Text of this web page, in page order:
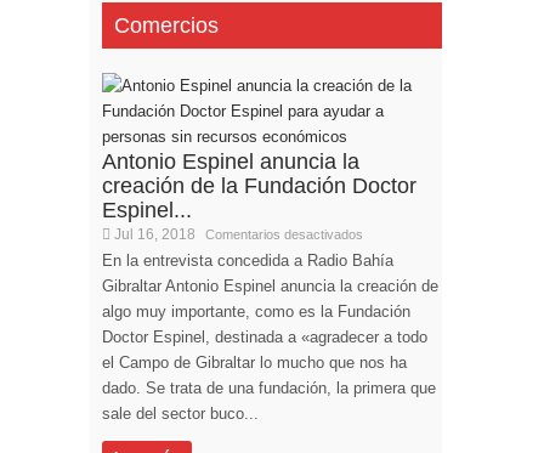
Comercios
Antonio Espinel anuncia la
creación de la Fundación Doctor
Espinel...
Jul 16, 2018 Comentarios desactivados
En la entrevista concedida a Radio Bahía
Gibraltar Antonio Espinel anuncia la creación de
algo muy importante, como es la Fundación
Doctor Espinel, destinada a «agradecer a todo
el Campo de Gibraltar lo mucho que nos ha
dado. Se trata de una fundación, la primera que
sale del sector buco...